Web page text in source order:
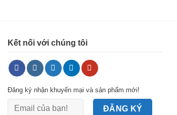
Kết nối với chúng tôi
Đăng ký nhận khuyến mại và sản phẩm mới!